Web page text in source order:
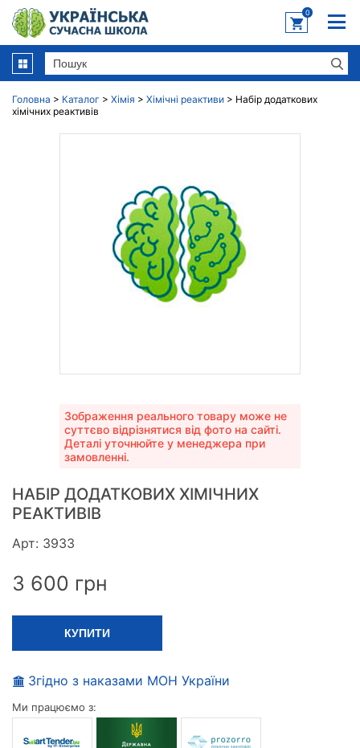
0
Головна > Каталог > Хімія > Хімічні реактиви > Набір додаткових
хімічних реактивів
Зображення реального товару може не
суттєво відрізнятися від фото на сайті.
Деталі уточнюйте у менеджера при
замовленні.
НАБІР ДОДАТКОВИХ ХІМІЧНИХ
РЕАКТИВІВ
Арт: 3933
3 600 грн
КУПИТИ
Згідно з наказами МОН України
Ми працюємо з: